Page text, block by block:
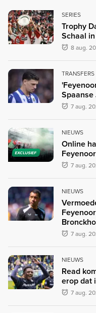
SERIES
Trophy
Schaal
8 aug.
TRANSFERS
Spaanse
7 aug.
EXCLUSIEF
NIEUWS
Online
7 aug.
NIEUWS
7 aug.
NIEUWS
Read
erop dat
7 aug.